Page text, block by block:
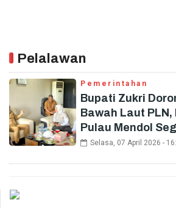
Pelalawan
Pemerintahan
Bupati Zukri
Bawah Laut
Pulau Mendol
Selasa, 07 April 2026 -